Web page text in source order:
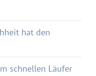
hat den
schnellen Läufer